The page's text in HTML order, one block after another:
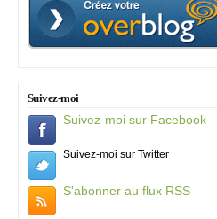
Suivez-moi
Suivez-moi sur Facebook
Suivez-moi sur Twitter
S'abonner au flux RSS